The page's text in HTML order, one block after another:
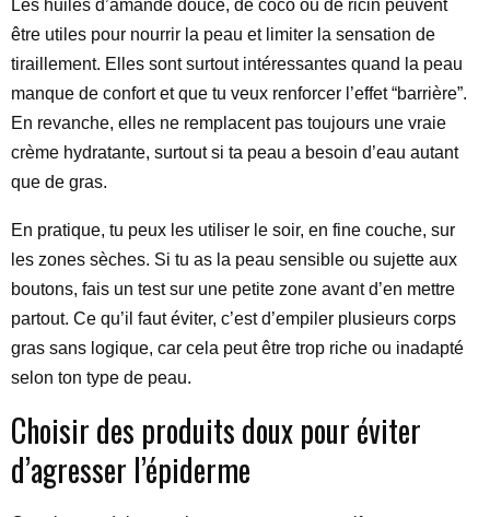
Les huiles d’amande douce, de coco ou de ricin peuvent
être utiles pour nourrir la peau et limiter la sensation de
tiraillement. Elles sont surtout intéressantes quand la peau
manque de confort et que tu veux renforcer l’effet “barrière”.
En revanche, elles ne remplacent pas toujours une vraie
crème hydratante, surtout si ta peau a besoin d’eau autant
que de gras.
En pratique, tu peux les utiliser le soir, en fine couche, sur
les zones sèches. Si tu as la peau sensible ou sujette aux
boutons, fais un test sur une petite zone avant d’en mettre
partout. Ce qu’il faut éviter, c’est d’empiler plusieurs corps
gras sans logique, car cela peut être trop riche ou inadapté
selon ton type de peau.
Choisir des produits doux pour éviter
d’agresser l’épiderme